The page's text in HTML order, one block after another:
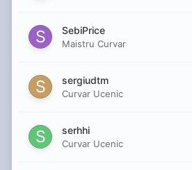
SebiPrice
Maistru Curvar
sergiudtm
Curvar Ucenic
serhhi
Curvar Ucenic